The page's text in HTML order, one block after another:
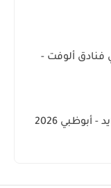
فنادق ألوفت -
مطلوب أخصائيين ومدراء في جامعة زايد - أبوظبي 2026